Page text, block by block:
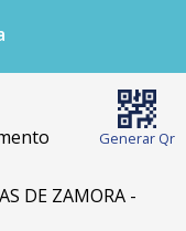
Generar Qr
DE ZAMORA -